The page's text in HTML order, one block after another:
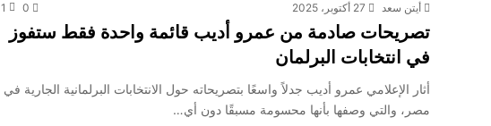
أيتن سعد 27 أكتوبر، 2025 0
1
تصريحات صادمة من عمرو أديب قائمة واحدة فقط ستفوز
في انتخابات البرلمان
أثار الإعلامي عمرو أديب جدلاً واسعًا بتصريحاته حول الانتخابات البرلمانية الجارية في
مصر، والتي وصفها بأنها محسومة مسبقًا دون أي…